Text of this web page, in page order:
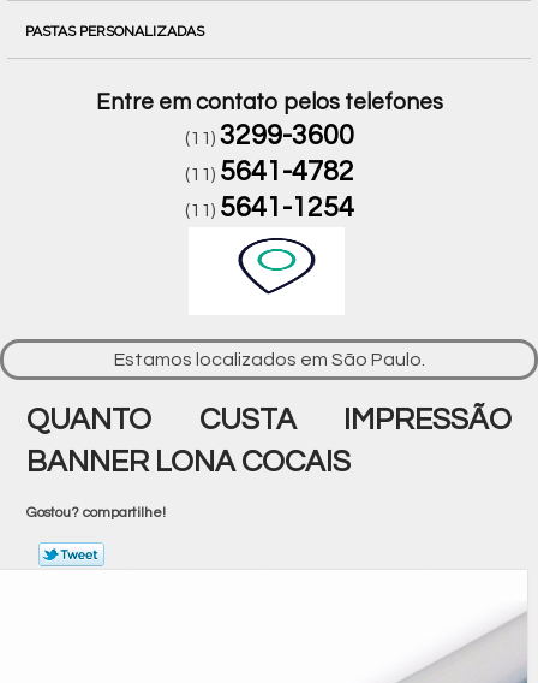
PASTAS PERSONALIZADAS
Entre em contato pelos telefones
(11) 3299-3600
(11) 5641-4782
(11) 5641-1254
Estamos localizados em São Paulo.
QUANTO CUSTA IMPRESSÃO
BANNER LONA COCAIS
Gostou? compartilhe!